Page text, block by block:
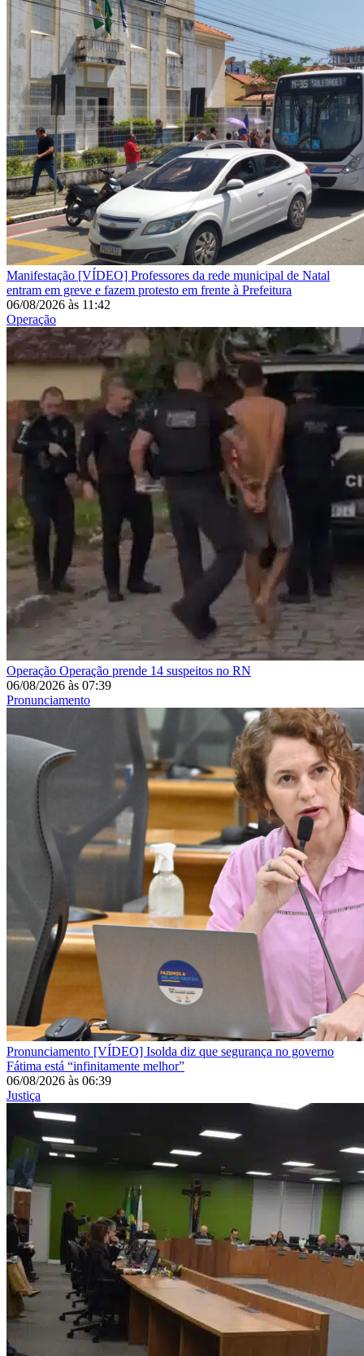
Manifestação [VÍDEO] Professores da rede municipal de Natal
entram em greve e fazem protesto em frente à Prefeitura
06/08/2026 às 11:42
Operação
Operação Operação prende 14 suspeitos no RN
06/08/2026 às 07:39
Pronunciamento
Pronunciamento [VÍDEO] Isolda diz que segurança no governo
Fátima está “infinitamente melhor”
06/08/2026 às 06:39
Justiça